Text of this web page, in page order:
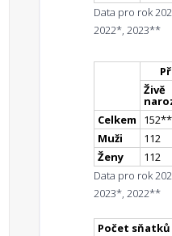
Data pro rok
2022*, 2023**
Živě
Celkem
152**
Muži
112
Ženy
112
Data pro rok
2023*, 2022**
Počet sňatků